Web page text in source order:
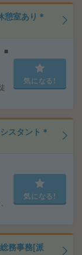
室あり＊
■
気になる!
スタント＊
気になる!
務事務[派